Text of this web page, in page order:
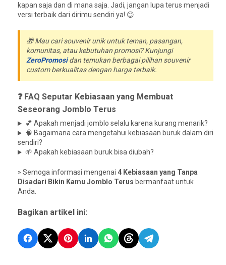
kapan saja dan di mana saja. Jadi, jangan lupa terus menjadi
versi terbaik dari dirimu sendiri ya! 😊
🎁 Mau cari souvenir unik untuk teman, pasangan,
komunitas, atau kebutuhan promosi? Kunjungi
ZeroPromosidan temukan berbagai pilihan souvenir
custom berkualitas dengan harga terbaik.
❓ FAQ Seputar Kebiasaan yang Membuat
Seseorang Jomblo Terus
💕 Apakah menjadi jomblo selalu karena kurang menarik?
🧠 Bagaimana cara mengetahui kebiasaan buruk dalam diri
sendiri?
🌱 Apakah kebiasaan buruk bisa diubah?
» Semoga informasi mengenai 4 Kebiasaan yang Tanpa
Disadari Bikin Kamu Jomblo Terus bermanfaat untuk
Anda.
Bagikan artikel ini: